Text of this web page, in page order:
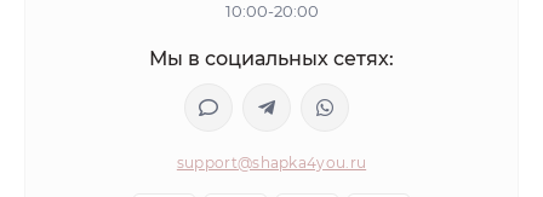
10:00-20:00
Мы в социальных сетях:
support@shapka4you.ru